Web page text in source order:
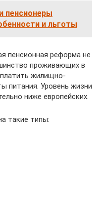
пенсионеры
и льготы
пенсионная реформа не
проживающих в
жилищно-
питания. Уровень жизни
ниже европейских.
такие типы: